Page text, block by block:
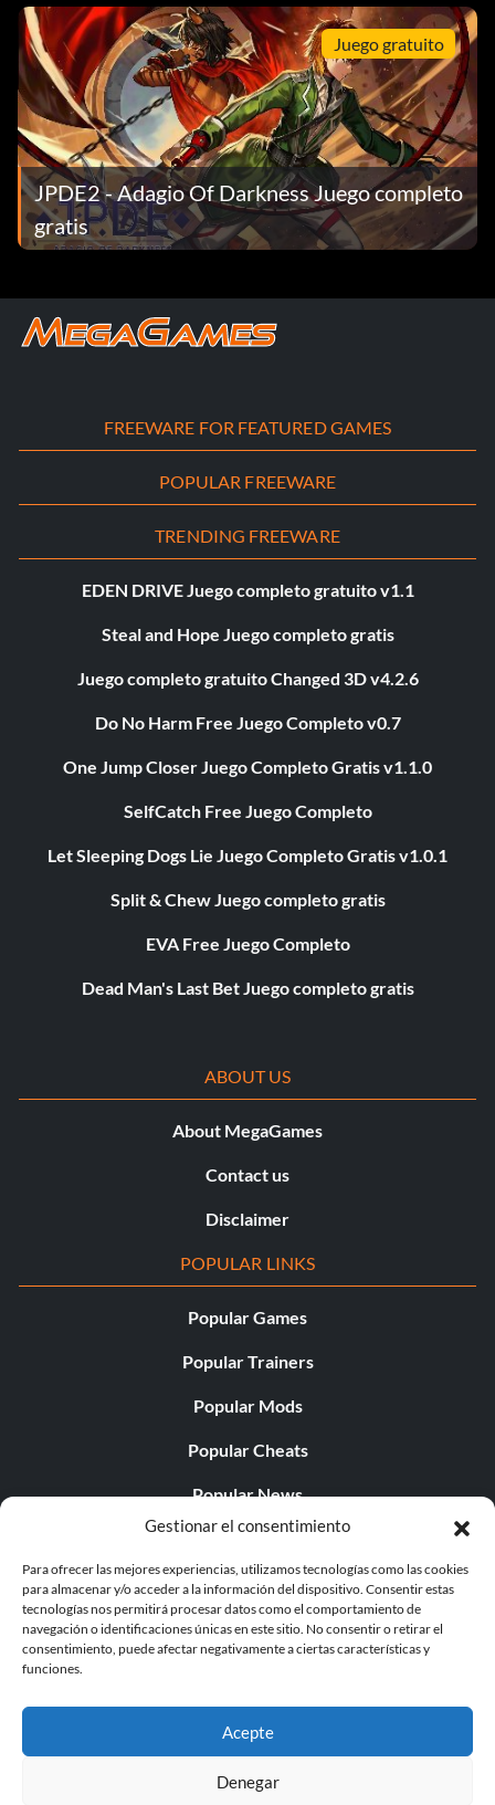
Gestionar el consentimiento
Para ofrecer las mejores experiencias, utilizamos tecnologías como las cookies
para almacenar y/o acceder a la información del dispositivo. Consentir estas
tecnologías nos permitirá procesar datos como el comportamiento de
navegación o identificaciones únicas en este sitio. No consentir o retirar el
consentimiento, puede afectar negativamente a ciertas características y
funciones.
Acepte
Denegar
Juego gratuito
JPDE2 - Adagio Of Darkness Juego completo
gratis
FREEWARE FOR FEATURED GAMES
POPULAR FREEWARE
TRENDING FREEWARE
EDEN DRIVE Juego completo gratuito v1.1
Steal and Hope Juego completo gratis
Juego completo gratuito Changed 3D v4.2.6
Do No Harm Free Juego Completo v0.7
One Jump Closer Juego Completo Gratis v1.1.0
SelfCatch Free Juego Completo
Let Sleeping Dogs Lie Juego Completo Gratis v1.0.1
Split & Chew Juego completo gratis
EVA Free Juego Completo
Dead Man's Last Bet Juego completo gratis
ABOUT US
About MegaGames
Contact us
Disclaimer
POPULAR LINKS
Popular Games
Popular Trainers
Popular Mods
Popular Cheats
Popular News
Popular Editorials
Popular Free Games
LATEST UPDATES